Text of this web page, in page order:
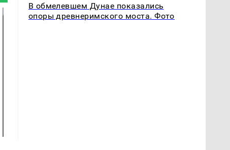
В обмелевшем Дунае показались
опоры древнеримского моста. Фото